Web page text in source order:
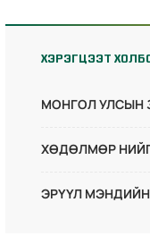
ХЭРЭГЦЭЭТ
МОНГОЛ УЛСЫН
ХӨДӨЛМӨР
ЭРҮҮЛ